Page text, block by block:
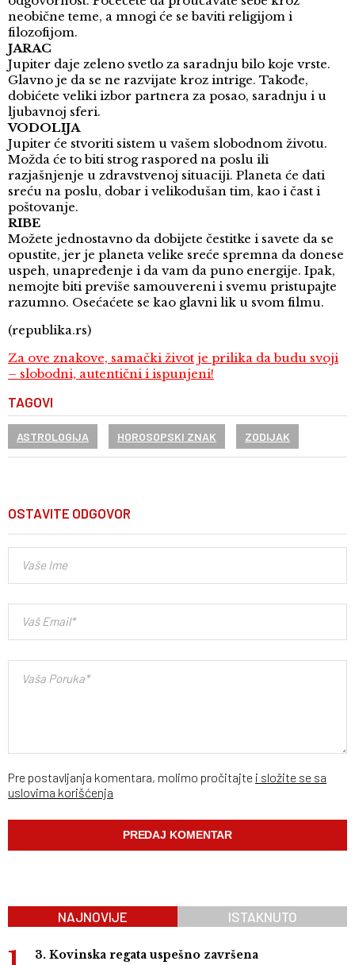
neobične teme, a mnogi će se baviti religijom i
filozofijom.
JARAC
Jupiter daje zeleno svetlo za saradnju bilo koje vrste.
Glavno je da se ne razvijate kroz intrige. Takođe,
dobićete veliki izbor partnera za posao, saradnju i u
ljubavnoj sferi.
VODOLIJA
Jupiter će stvoriti sistem u vašem slobodnom životu.
Možda će to biti strog raspored na poslu ili
razjašnjenje u zdravstvenoj situaciji. Planeta će dati
sreću na poslu, dobar i velikodušan tim, kao i čast i
poštovanje.
RIBE
Možete jednostavno da dobijete čestitke i savete da se
opustite, jer je planeta velike sreće spremna da donese
uspeh, unapređenje i da vam da puno energije. Ipak,
nemojte biti previše samouvereni i svemu pristupajte
razumno. Osećaćete se kao glavni lik u svom filmu.
(republika.rs)
Za ove znakove, samački život je prilika da budu svoji
– slobodni, autentični i ispunjeni!
TAGOVI
ASTROLOGIJA HOROSOPSKI ZNAK ZODIJAK
OSTAVITE ODGOVOR
Pre postavljanja komentara, molimo pročitajte i složite se sa
uslovima korišćenja
NAJNOVIJE ISTAKNUTO
3. Kovinska regata uspešno završena